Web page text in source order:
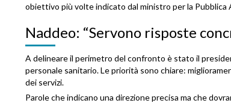
obiettivo più volte indicato dal ministro per la Pubblica
Naddeo: “Servono risposte
A delineare il perimetro del confronto è stato il
personale sanitario. Le priorità sono chiare:
dei servizi.
Parole che indicano una direzione precisa ma che